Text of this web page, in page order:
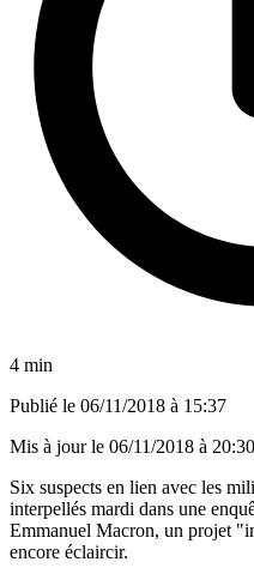
4 min
Publié le 06/11/2018 à 15:37
Mis à jour le 06/11/2018 à 20:30
Six suspects en lien avec les
interpellés mardi dans une
Emmanuel Macron, un projet
encore éclaircir.